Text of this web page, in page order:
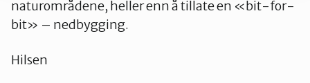
naturområdene, heller enn å tillate en «bit-for-
bit» – nedbygging.
Hilsen